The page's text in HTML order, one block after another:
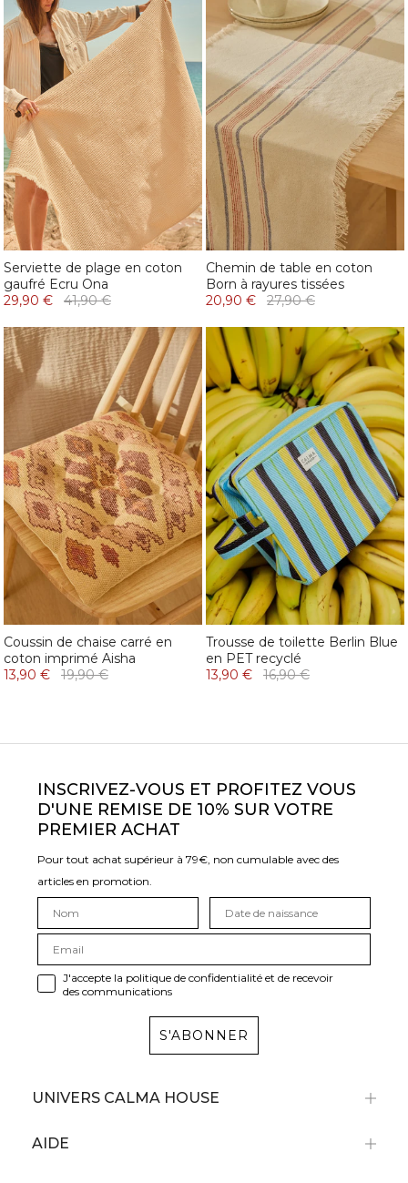
Serviette de plage en coton
gaufré Ecru Ona
29,90 €
41,90 €
Chemin de table en coton
Born à rayures tissées
20,90 €
27,90 €
Coussin de chaise carré en
coton imprimé Aisha
13,90 €
19,90 €
Trousse de toilette Berlin Blue
en PET recyclé
13,90 €
16,90 €
INSCRIVEZ-VOUS ET PROFITEZ VOUS
D'UNE REMISE DE 10% SUR VOTRE
PREMIER ACHAT
Pour tout achat supérieur à 79€, non cumulable avec des
articles en promotion.
J'accepte la politique de confidentialité et de recevoir
des communications
S'ABONNER
UNIVERS CALMA HOUSE
AIDE